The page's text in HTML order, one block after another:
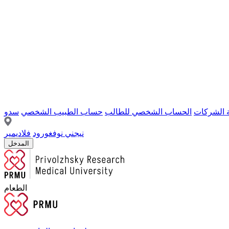
الشركات الحساب الشخصي للطالب حساب الطبيب الشخصي سدو
نيجني نوفغورود فلاديمير
المدخل
الطعام